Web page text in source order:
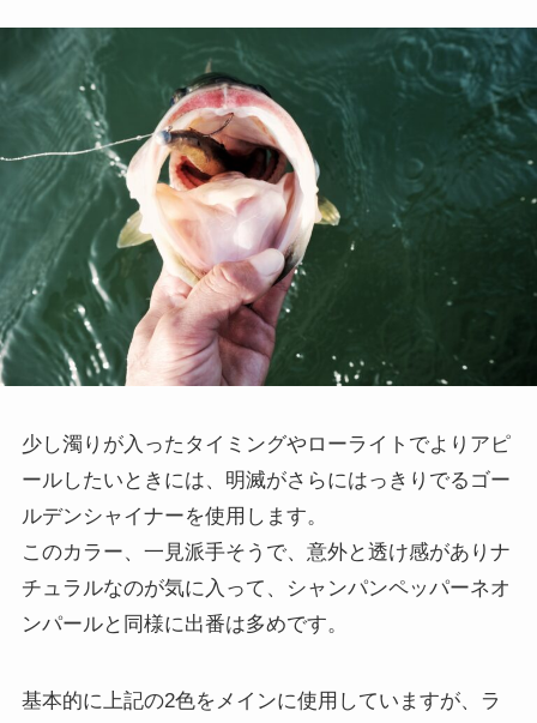
少し濁りが入ったタイミングやローライトでよりアピ
ールしたいときには、明滅がさらにはっきりでるゴー
ルデンシャイナーを使用します。
このカラー、一見派手そうで、意外と透け感がありナ
チュラルなのが気に入って、シャンパンペッパーネオ
ンパールと同様に出番は多めです。
基本的に上記の2色をメインに使用していますが、ラ